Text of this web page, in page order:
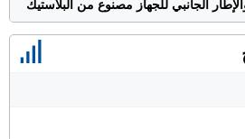
الجانبي للجهاز مصنوع من البلاستيك